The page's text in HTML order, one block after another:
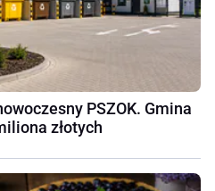
PSZOK. Gmina
złotych